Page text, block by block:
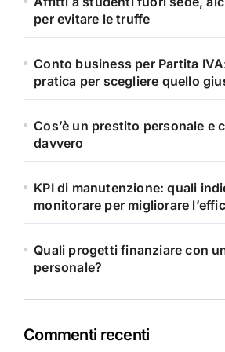
per evitare le truffe
Conto business per Partita
pratica per scegliere quello
Cos’è un prestito personale e
davvero
KPI di manutenzione: quali
monitorare per migliorare
Quali progetti finanziare con
personale?
Commenti recenti